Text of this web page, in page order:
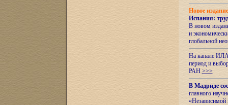
Новое
Испания:
В новом
и
глобальной
На канале
период и
РАН >>>
В Мадриде
главного
«Независимой